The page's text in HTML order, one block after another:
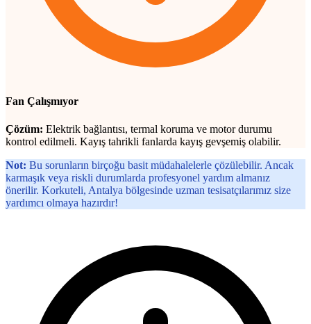
Fan Çalışmıyor
Çözüm: Elektrik bağlantısı, termal koruma ve motor durumu
kontrol edilmeli. Kayış tahrikli fanlarda kayış gevşemiş olabilir.
Not: Bu sorunların birçoğu basit müdahalelerle çözülebilir. Ancak
karmaşık veya riskli durumlarda profesyonel yardım almanız
önerilir. Korkuteli, Antalya bölgesinde uzman tesisatçılarımız size
yardımcı olmaya hazırdır!